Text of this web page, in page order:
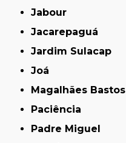
Jabour
Jacarepaguá
Jardim Sulacap
Joá
Magalhães Bastos
Paciência
Padre Miguel